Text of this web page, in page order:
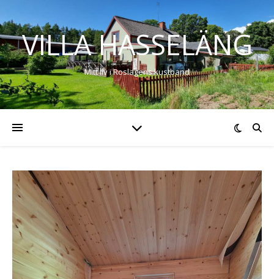
VILLA HASSELÄNG
Mitt liv i Roslagens kustband